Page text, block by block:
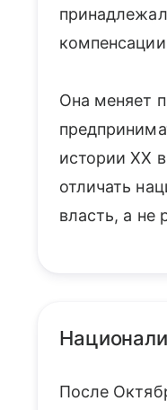
Она меняет
истории XX
отличать
власть, а не
После